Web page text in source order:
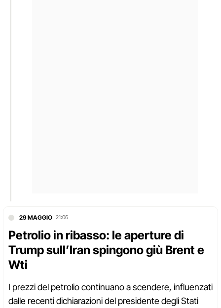
29 MAGGIO 21:06
Petrolio in ribasso: le aperture di
Trump sull’Iran spingono giù Brent e
Wti
I prezzi del petrolio continuano a scendere, influenzati
dalle recenti dichiarazioni del presidente degli Stati